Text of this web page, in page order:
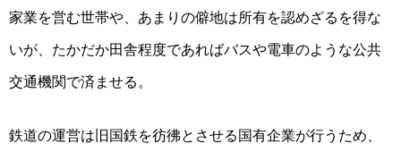
家業を営む世帯や、あまりの僻地は所有を認めざるを得な
いが、たかだか田舎程度であればバスや電車のような公共
交通機関で済ませる。
鉄道の運営は旧国鉄を彷彿とさせる国有企業が行うため、